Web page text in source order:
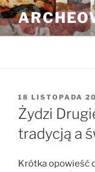
Przejdź
do
treści
OPUBLIKOWANE
W
18 LISTOPADA
Żydzi
tradycją a
Krótka opowieść